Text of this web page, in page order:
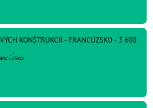
KONŠTRUKCIÍ - FRANCÚZSKO - 3 600